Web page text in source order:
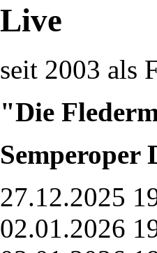
Live
seit 2003 als
"Die
Semperoper
27.12.2025
02.01.2026